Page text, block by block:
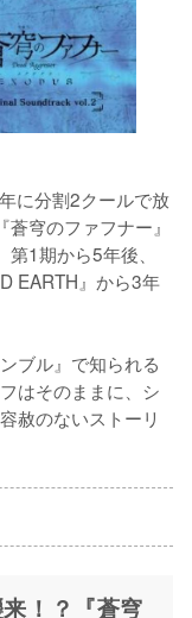
に分割2クールで放
穹のファフナー』
1期から5年後、
EARTH』から3年
ブル』で知られる
はそのままに、シ
赦のないストーリ
！？『蒼穹